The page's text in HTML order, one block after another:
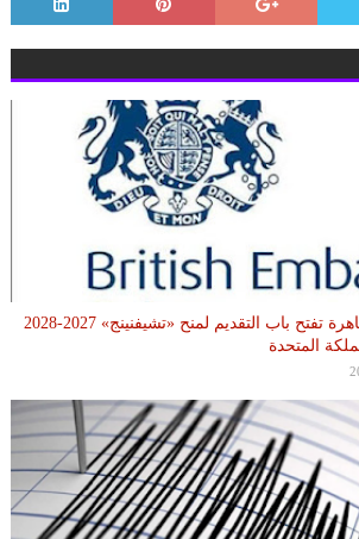
السفارة البريطانية بالقاهرة تفتح باب التقديم لمنح «تشيفنينج» 2027-2028
المتحدة